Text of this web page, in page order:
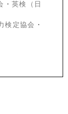
・ 英検（日
検定協会 ・